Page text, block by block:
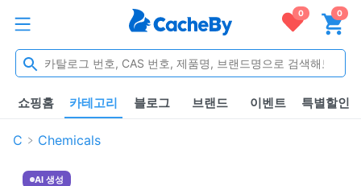
0 0
쇼핑홈 카테고리 블로그 브랜드 이벤트 특별할인
C Chemicals
AI 생성